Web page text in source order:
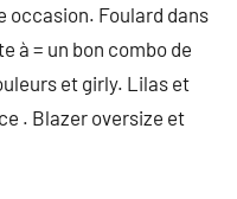
occasion. Foulard dans
à = un bon combo de
et girly. Lilas et
. Blazer oversize et